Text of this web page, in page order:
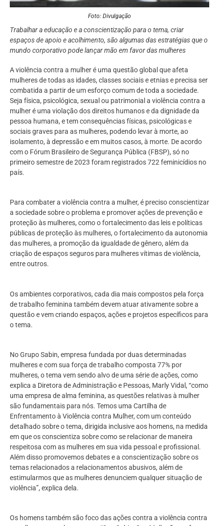
Foto: Divulgação
Trabalhar a educação e a conscientização para o tema, criar
espaços de apoio e acolhimento, são algumas das estratégias que o
mundo corporativo pode lançar mão em favor das mulheres
A violência contra a mulher é uma questão global que afeta
mulheres de todas as idades, classes sociais e etnias e precisa ser
combatida a partir de um esforço comum de toda a sociedade.
Seja física, psicológica, sexual ou patrimonial a violência contra a
mulher é uma violação dos direitos humanos e da dignidade da
pessoa humana, e tem consequências físicas, psicológicas e
sociais graves para as mulheres, podendo levar à morte, ao
isolamento, à depressão e em muitos casos, à morte. De acordo
com o Fórum Brasileiro de Segurança Pública (FBSP), só no
primeiro semestre de 2023 foram registrados 722 feminicídios no
país.
Para combater a violência contra a mulher, é preciso conscientizar
a sociedade sobre o problema e promover ações de prevenção e
proteção às mulheres, como o fortalecimento das leis e políticas
públicas de proteção às mulheres, o fortalecimento da autonomia
das mulheres, a promoção da igualdade de gênero, além da
criação de espaços seguros para mulheres vítimas de violência,
entre outros.
Os ambientes corporativos, cada dia mais compostos pela força
de trabalho feminina também devem atuar ativamente sobre a
questão e vem criando espaços, ações e projetos específicos para
o tema.
No Grupo Sabin, empresa fundada por duas determinadas
mulheres e com sua força de trabalho composta 77% por
mulheres, o tema vem sendo alvo de uma série de ações, como
explica a Diretora de Administração e Pessoas, Marly Vidal, “como
uma empresa de alma feminina, as questões relativas à mulher
são fundamentais para nós. Temos uma Cartilha de
Enfrentamento à Violência contra Mulher, com um conteúdo
detalhado sobre o tema, dirigida inclusive aos homens, na medida
em que os conscientiza sobre como se relacionar de maneira
respeitosa com as mulheres em sua vida pessoal e profissional.
Além disso promovemos debates e a conscientização sobre os
temas relacionados a relacionamentos abusivos, além de
estimularmos que as mulheres denunciem qualquer situação de
violência”, explica dela.
Os homens também são foco das ações contra a violência contra